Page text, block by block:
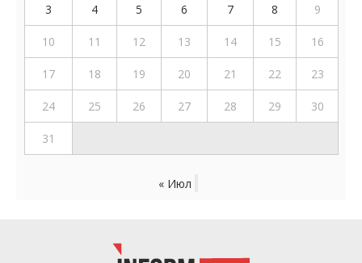
3 4 5 6 7 8 9
10 11 12 13 14 15 16
17 18 19 20 21 22 23
24 25 26 27 28 29 30
31
« Июл